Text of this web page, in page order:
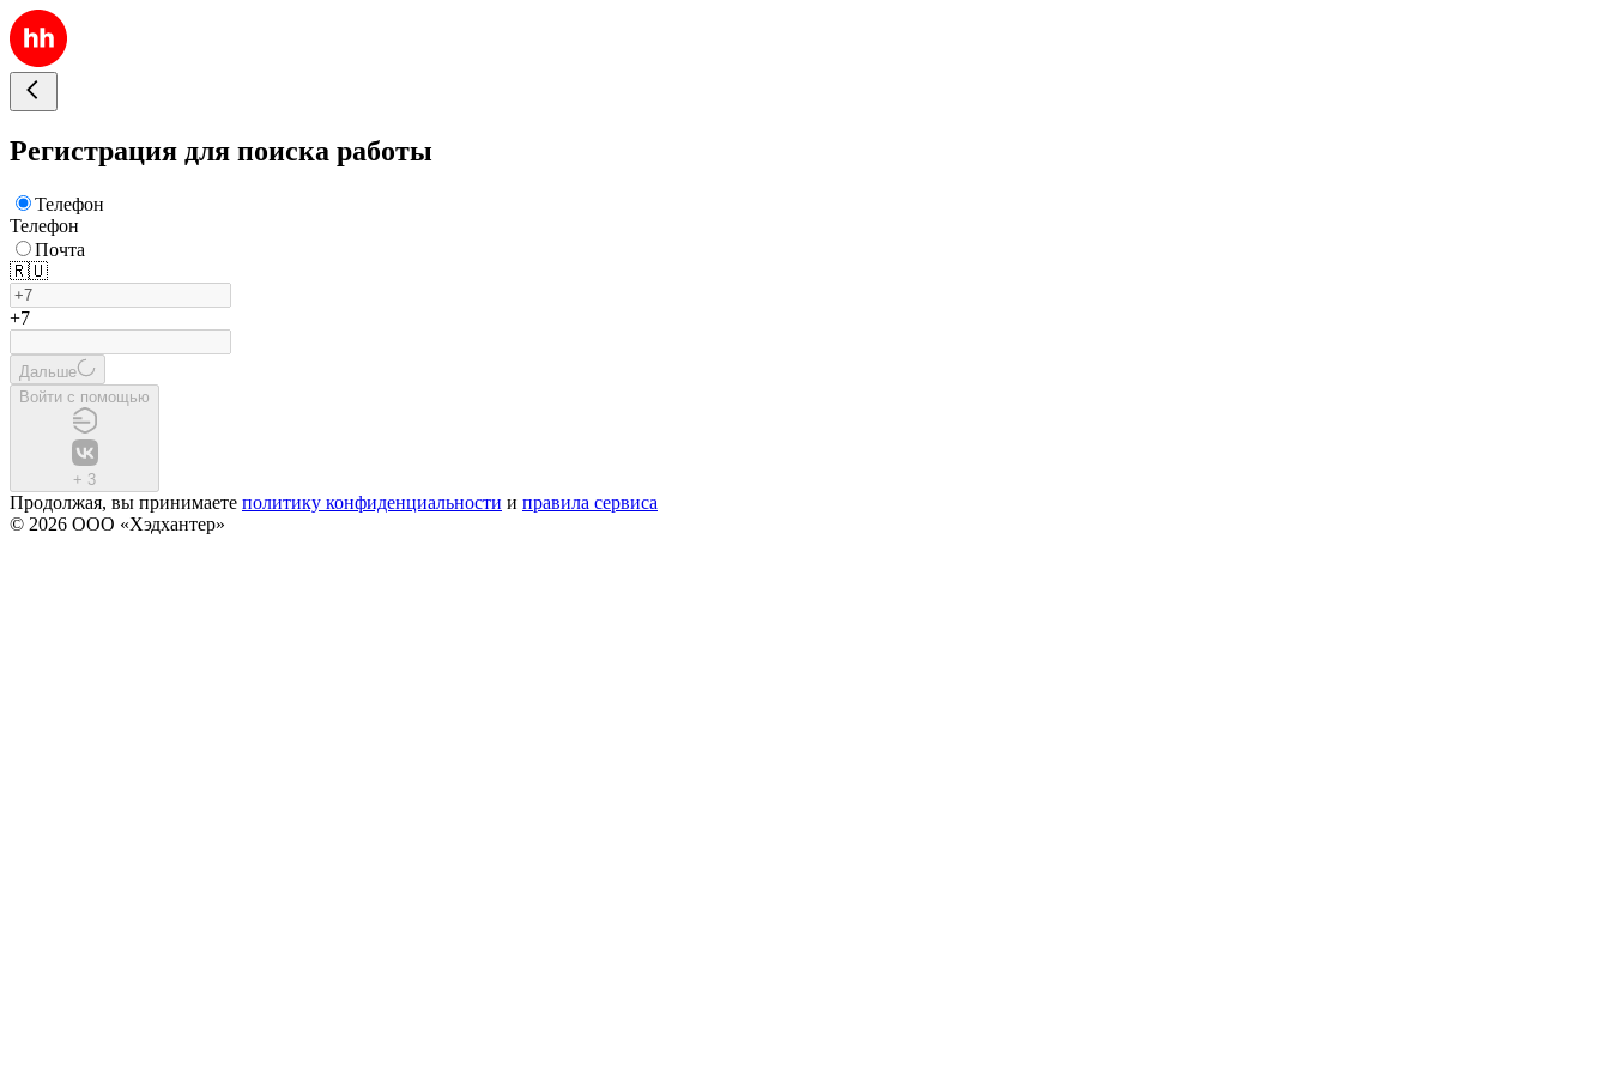
Регистрация для поиска работы
Телефон
Телефон
Почта
🇷🇺
+7
Дальше
Войти с помощью
+ 3
Продолжая, вы принимаете политику конфиденциальности и правила сервиса
© 2026 ООО «Хэдхантер»